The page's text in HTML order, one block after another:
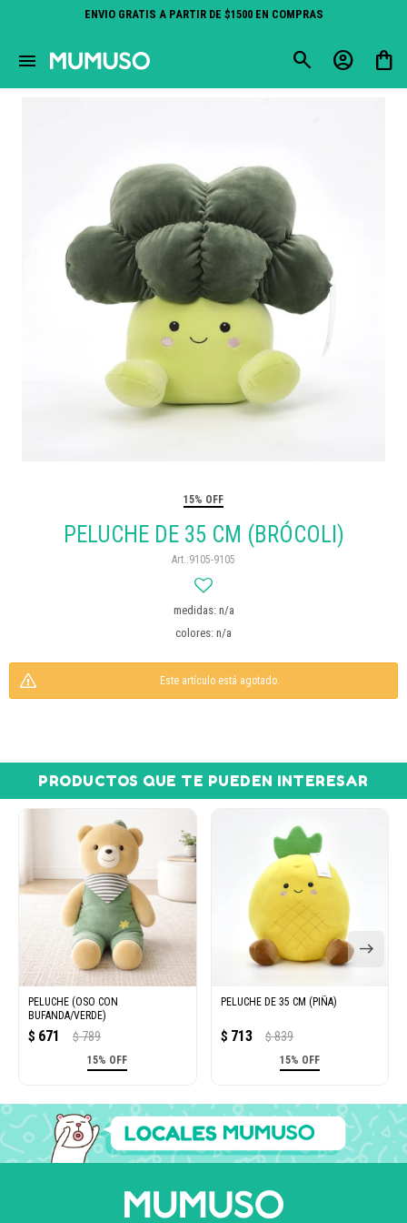
ENVIO GRATIS A PARTIR DE $1500 EN COMPRAS
menu
15% OFF
PELUCHE DE 35 CM (BRÓCOLI)
9105-9105
medidas: n/a
colores: n/a
Este artículo está agotado.
PRODUCTOS QUE TE PUEDEN INTERESAR
PELUCHE (OSO CON
BUFANDA/VERDE)
$ 671 $ 789
15% OFF
PELUCHE DE 35 CM (PIÑA)
$ 713 $ 839
15% OFF
close